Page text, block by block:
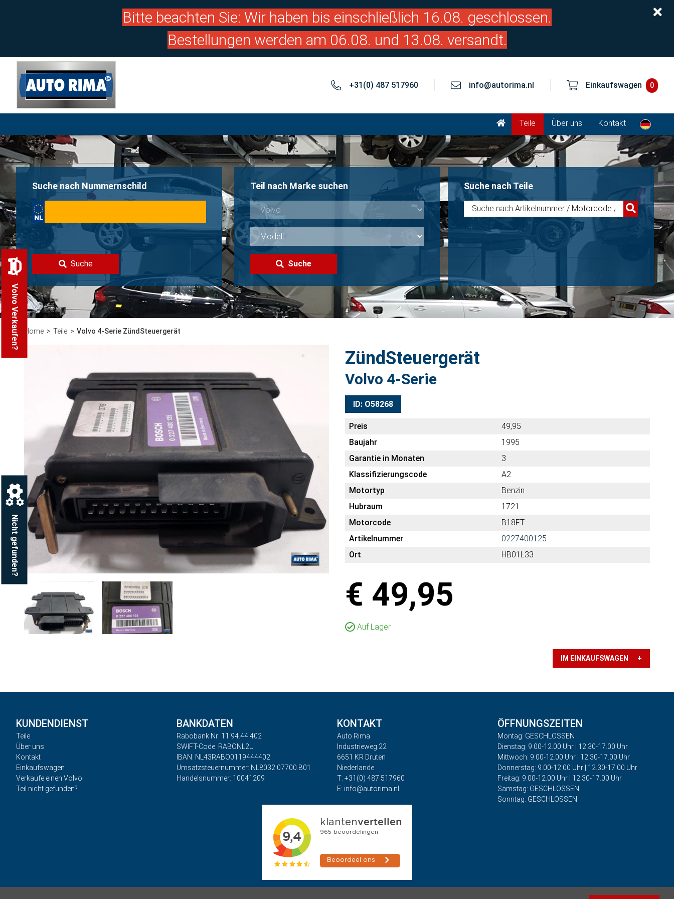
Bitte beachten Sie: Wir haben bis einschließlich 16.08. geschlossen.
Bestellungen werden am 06.08. und 13.08. versandt.
+31(0) 487 517960 info@autorima.nl Einkaufswagen 0
Teile Über uns Kontakt
Suche nach Nummernschild
Suche
Teil nach Marke suchen
Suche
Suche nach Teile
Home Teile Volvo 4-Serie ZündSteuergerät
ZündSteuergerät
Volvo 4-Serie
ID: O58268
Preis
49,95
Baujahr
1995
Garantie in Monaten
3
Klassifizierungscode
A2
Motortyp
Benzin
Hubraum
1721
Motorcode
B18FT
Artikelnummer
0227400125
Ort
HB01L33
€ 49,95
Auf Lager
IM EINKAUFSWAGEN +
KUNDENDIENST
Teile
Über uns
Kontakt
Einkaufswagen
Verkaufe einen Volvo
Teil nicht gefunden?
BANKDATEN
Rabobank Nr: 11.94.44.402
SWIFT-Code: RABONL2U
IBAN: NL43RABO0119444402
Umsatzsteuernummer: NL8032.07700.B01
Handelsnummer: 10041209
KONTAKT
Auto Rima
Industrieweg 22
6651 KR Druten
Niederlande
T: +31(0) 487 517960
E: info@autorima.nl
ÖFFNUNGSZEITEN
Montag: GESCHLOSSEN
Dienstag: 9.00-12.00 Uhr | 12.30-17.00 Uhr
Mittwoch: 9.00-12.00 Uhr | 12.30-17.00 Uhr
Donnerstag: 9.00-12.00 Uhr | 12.30-17.00 Uhr
Freitag: 9.00-12.00 Uhr | 12.30-17.00 Uhr
Samstag: GESCHLOSSEN
Sonntag: GESCHLOSSEN
Volvo Verkaufen?
Nicht gefunden?